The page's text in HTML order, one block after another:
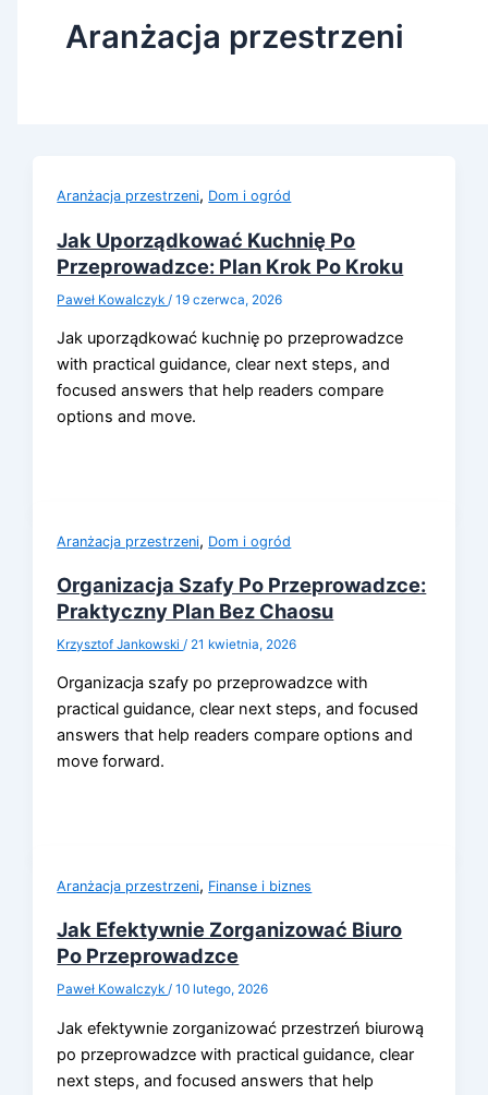
Aranżacja przestrzeni
Aranżacja przestrzeni, Dom i ogród
Jak Uporządkować Kuchnię Po
Przeprowadzce: Plan Krok Po Kroku
Paweł Kowalczyk /19 czerwca, 2026
Jak uporządkować kuchnię po przeprowadzce
with practical guidance, clear next steps, and
focused answers that help readers compare
options and move.
Aranżacja przestrzeni, Dom i ogród
Organizacja Szafy Po Przeprowadzce:
Praktyczny Plan Bez Chaosu
Krzysztof Jankowski / 21 kwietnia, 2026
Organizacja szafy po przeprowadzce with
practical guidance, clear next steps, and focused
answers that help readers compare options and
move forward.
Aranżacja przestrzeni, Finanse i biznes
Jak Efektywnie Zorganizować Biuro
Po Przeprowadzce
Paweł Kowalczyk/10 lutego, 2026
Jak efektywnie zorganizować przestrzeń biurową
po przeprowadzce with practical guidance, clear
next steps, and focused answers that help